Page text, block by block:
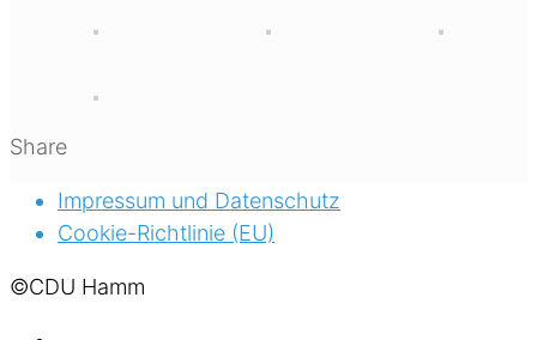
Share
Impressum und Datenschutz
Cookie-Richtlinie (EU)
©CDU Hamm